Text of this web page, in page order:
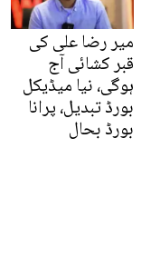
میر رضا علی کی
قبر کشائی آج
ہوگی، نیا میڈیکل
بورڈ تبدیل، پرانا
بورڈ بحال